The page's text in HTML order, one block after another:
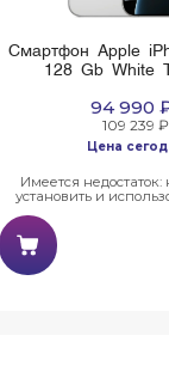
Смартфон Apple
128 Gb White
94 990
109 239 ₽
Цена
Имеется
установить и